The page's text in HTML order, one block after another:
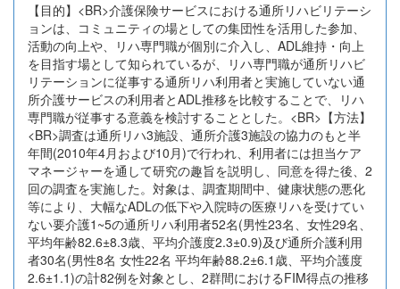
【目的】<BR>介護保険サービスにおける通所リハビリテーシ
ョンは、コミュニティの場としての集団性を活用した参加、
活動の向上や、リハ専門職が個別に介入し、ADL維持・向上
を目指す場として知られているが、リハ専門職が通所リハビ
リテーションに従事する通所リハ利用者と実施していない通
所介護サービスの利用者とADL推移を比較することで、リハ
専門職が従事する意義を検討することとした。<BR>【方法】
<BR>調査は通所リハ3施設、通所介護3施設の協力のもと半
年間(2010年4月および10月)で行われ、利用者には担当ケア
マネージャーを通して研究の趣旨を説明し、同意を得た後、2
回の調査を実施した。対象は、調査期間中、健康状態の悪化
等により、大幅なADLの低下や入院時の医療リハを受けてい
ない要介護1~5の通所リハ利用者52名(男性23名、女性29名、
平均年齢82.6±8.3歳、平均介護度2.3±0.9)及び通所介護利用
者30名(男性8名 女性22名 平均年齢88.2±6.1歳、平均介護度
2.6±1.1)の計82例を対象とし、2群間におけるFIM得点の推移